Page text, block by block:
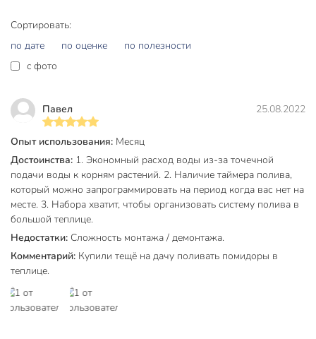
простая установка и подключение к водопроводу без
специальных инструментов;
универсальность использования: для дачи, сада,
надежность и долговечность пластиковых элементов;
оптимальное распределение влаги по всему участку
площадью до 18 м²;
поддержка стабильной работы при давлении до 4
бар;
бренд Жук — выбор покупателей по всей России.
Покупка набора для капельного полива Жук — это
инвестиция в здоровье и урожайность растений, а также в
собственное удобство и свободное время. Система
обеспечивает регулярный и качественный уход за
зелёными насаждениями, способствует экономии воды и
предотвращает пересыхание или переувлажнение почвы.
Сортировать:
по дате
по оценке
по полезности
c фото
Павел 25.08.2022
Опыт использования: Месяц
Достоинства: 1. Экономный расход воды из-за точечной
подачи воды к корням растений. 2. Наличие таймера полива,
который можно запрограммировать на период когда вас нет на
месте. 3. Набора хватит, чтобы организовать систему полива в
большой теплице.
Недостатки: Сложность монтажа / демонтажа.
Комментарий: Купили тещё на дачу поливать помидоры в
теплице.